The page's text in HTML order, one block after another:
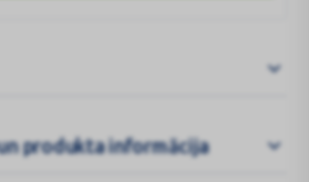
produkta informācija